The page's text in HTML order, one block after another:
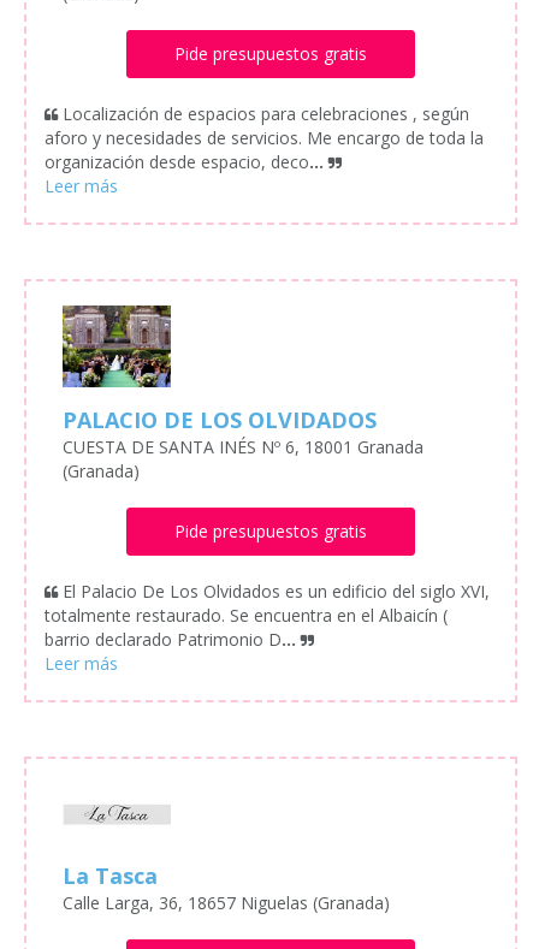
Pide presupuestos gratis
Localización de espacios para celebraciones , según
aforo y necesidades de servicios. Me encargo de toda la
organización desde espacio, deco...
PALACIO DE LOS OLVIDADOS
CUESTA DE SANTA INÉS Nº 6, 18001 Granada
(Granada)
Pide presupuestos gratis
El Palacio De Los Olvidados es un edificio del siglo XVI,
totalmente restaurado. Se encuentra en el Albaicín (
barrio declarado Patrimonio D...
La Tasca
Calle Larga, 36, 18657 Niguelas (Granada)